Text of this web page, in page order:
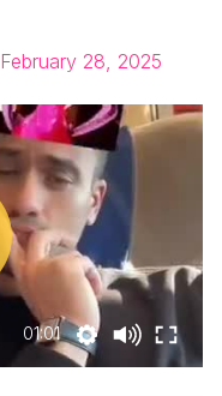
February 28, 2025
01:01